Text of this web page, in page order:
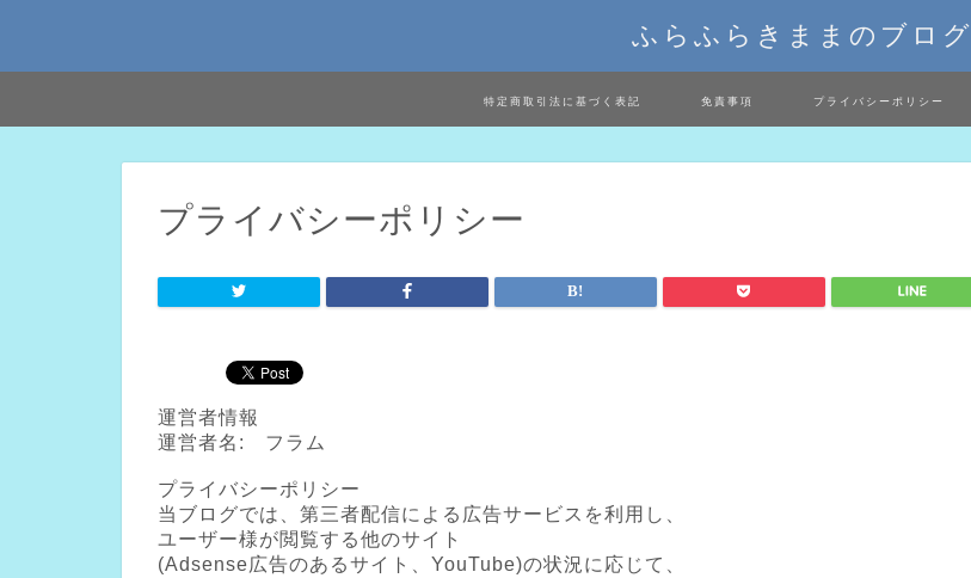
ふらふらきままのブログ
特定商取引法に基づく表記 免責事項 プライバシーポリシー
プライバシーポリシー
運営者情報
運営者名: フラム
プライバシーポリシー
当ブログでは、第三者配信による広告サービスを利用し、
ユーザー様が閲覧する他のサイト
(Adsense広告のあるサイト、YouTube)の状況に応じて、